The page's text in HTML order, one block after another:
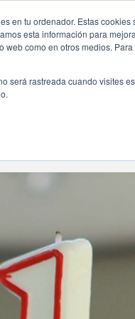
en tu ordenador. Estas
esta información para
web como en otros medios.
será rastreada cuando visites